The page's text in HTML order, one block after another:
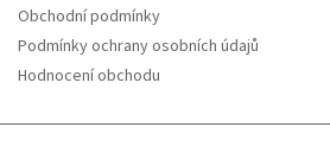
Obchodní podmínky
Podmínky ochrany osobních údajů
Hodnocení obchodu